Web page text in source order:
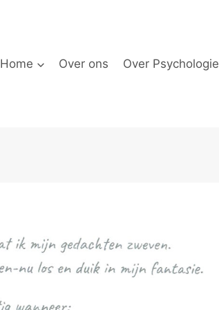
Home Over ons Over Psychologie